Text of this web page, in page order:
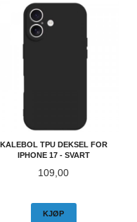
KALEBOL TPU DEKSEL FOR
IPHONE 17 - SVART
Pris
109,00
KJØP